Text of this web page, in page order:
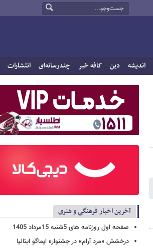
اندیشه دین کافه خبر چندرسانه‌ای انتشارات
آخرین اخبار فرهنگی و هنری
صفحه اول روزنامه های 5شنبه 15مرداد 1405
درخشش «مرد آرام» در جشنواره ایماگو ایتالیا